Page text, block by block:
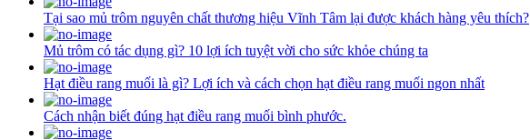
Tại sao mủ trôm nguyên chất thương hiệu Vĩnh Tâm lại được khách hàng yêu thích?
Mủ trôm có tác dụng gì? 10 lợi ích tuyệt vời cho sức khỏe chúng ta
Hạt điều rang muối là gì? Lợi ích và cách chọn hạt điều rang muối ngon nhất
Cách nhận biết đúng hạt điều rang muối bình phước.